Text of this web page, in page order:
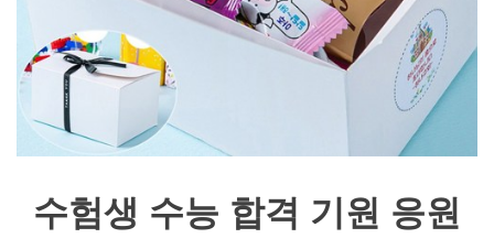
수험생 수능 합격 기원 응원